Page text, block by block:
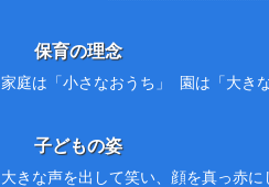
保育の理念
家庭は「小さなおうち」 園は「大き
子どもの姿
大きな声を出して笑い、顔を真っ赤